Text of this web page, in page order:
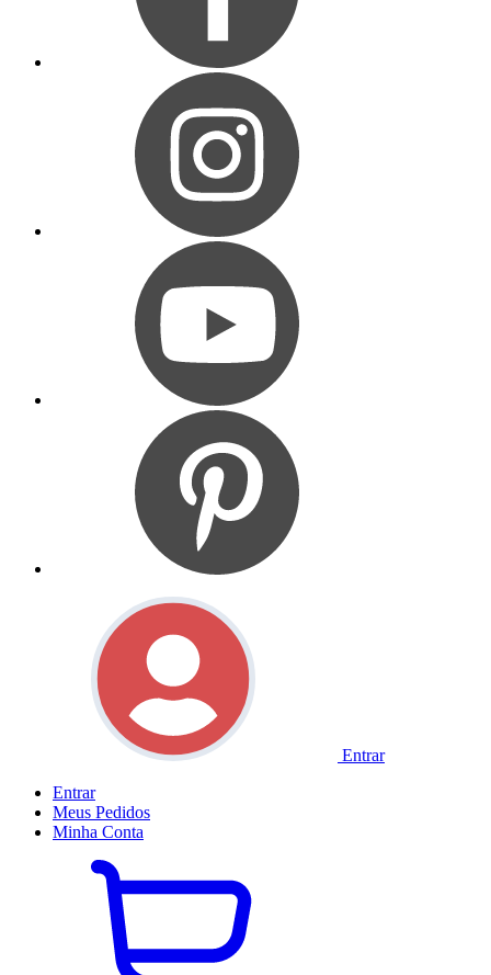
Entrar
Entrar
Meus Pedidos
Minha Conta